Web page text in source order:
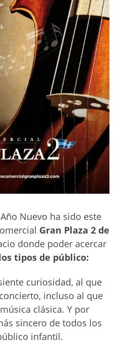
Nuevo ha sido este
Gran Plaza 2 de
donde poder acercar
tipos de público:
curiosidad, al que
incluso al que
clásica. Y por
sincero de todos los
infantil.